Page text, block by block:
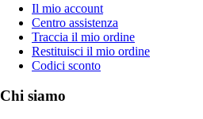
Il mio account
Centro assistenza
Traccia il mio ordine
Restituisci il mio ordine
Codici sconto
Chi siamo